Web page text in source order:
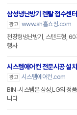
삼성냉난방기 렌탈 접수센터
광고 www.sh홈쇼핑.com
천장형냉난방기, 스탠드형,
행사
시스템에어컨 전문시공 설치
광고 시스템에어컨.com
BIN-시스템은 삼성,LG의 정
니다